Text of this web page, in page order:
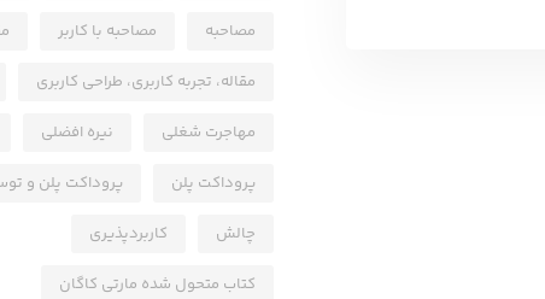
مصاحبه مصاحبه با کاربر
مقاله، تجربه کاربری، طراحی کاربری
مهاجرت شغلی نیره افضلی
پروداکت پلن پروداکت پلن و
چالش کاربردپذیری
کتاب متحول شده مارتی کاگان